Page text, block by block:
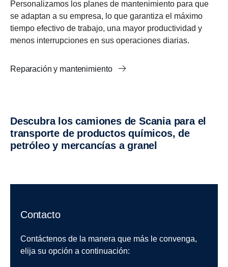
Personalizamos los planes de mantenimiento para que
se adaptan a su empresa, lo que garantiza el máximo
tiempo efectivo de trabajo, una mayor productividad y
menos interrupciones en sus operaciones diarias.
Reparación y mantenimiento
Descubra los camiones de Scania para el
transporte de productos químicos, de
petróleo y mercancías a granel
Contacto
Contáctenos de la manera que más le convenga,
elija su opción a continuación: